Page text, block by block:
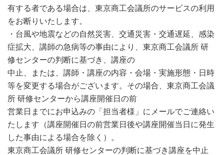
有する者である場合は、東京商工会議所のサービスの利用
をお断りいたします。
・台風や地震などの自然災害、交通災害・交通遅延、感染
症拡大、講師の急病等の事由により、東京商工会議所 研
修センターの判断に基づき、講座の
中止、または、講師・講座の内容・会場・実施形態・日時
等を変更する場合がございます。その場合、東京商工会議
所 研修センターから講座開催日の前
営業日までにお申込みの「担当者様」にメールでご連絡い
たします（講座開催日の前営業日後や講座開催当日に発生
した事由による場合を除く）。
東京商工会議所 研修センターの判断に基づき講座を中止